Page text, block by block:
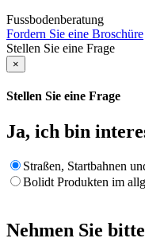
Fussbodenberatung
Fordern Sie eine Broschüre
Stellen Sie eine Frage
×
Stellen Sie eine Frage
Ja, ich bin
Straßen, Startbahnen
Bolidt Produkten im
Nehmen Sie